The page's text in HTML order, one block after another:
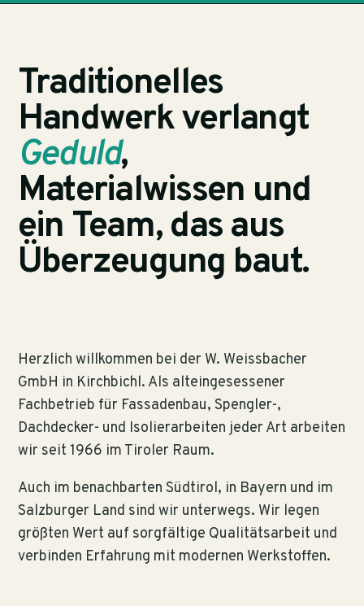
Traditionelles
Handwerk verlangt
Geduld,
Materialwissen und
ein Team, das aus
Überzeugung baut.
Herzlich willkommen bei der W. Weissbacher
GmbH in Kirchbichl. Als alteingesessener
Fachbetrieb für Fassadenbau, Spengler-,
Dachdecker- und Isolierarbeiten jeder Art arbeiten
wir seit 1966 im Tiroler Raum.
Auch im benachbarten Südtirol, in Bayern und im
Salzburger Land sind wir unterwegs. Wir legen
größten Wert auf sorgfältige Qualitätsarbeit und
verbinden Erfahrung mit modernen Werkstoffen.